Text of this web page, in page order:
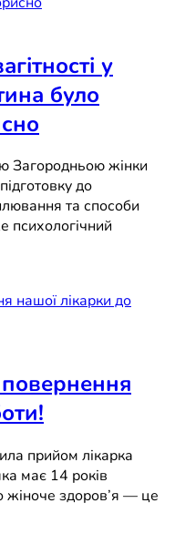
у
було
Загородньою жінки
до
та способи
психологічний
прийом лікарка
має 14 років
жіноче здоров’я — це